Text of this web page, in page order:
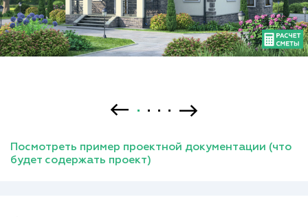
Посмотреть пример проектной документации (что
будет содержать проект)